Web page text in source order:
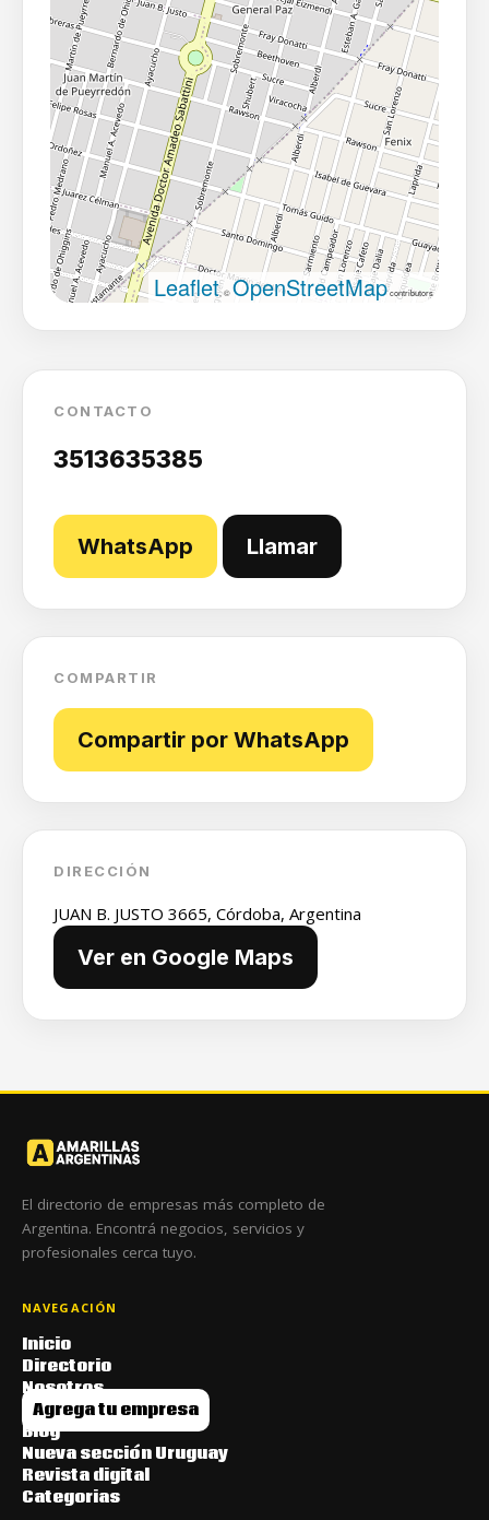
Leaflet, ©OpenStreetMapcontributors
CONTACTO
3513635385
WhatsApp Llamar
COMPARTIR
Compartir por WhatsApp
DIRECCIÓN
JUAN B. JUSTO 3665, Córdoba, Argentina
Ver en Google Maps
El directorio de empresas más completo de
Argentina. Encontrá negocios, servicios y
profesionales cerca tuyo.
NAVEGACIÓN
Inicio
Directorio
Nosotros
Agrega tu empresa
Blog
Nueva sección Uruguay
Revista digital
Categorias